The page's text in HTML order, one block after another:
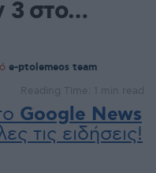
3 στο…
e-ptolemeos team
Reading Time: 1 min read
Google News
τις ειδήσεις!